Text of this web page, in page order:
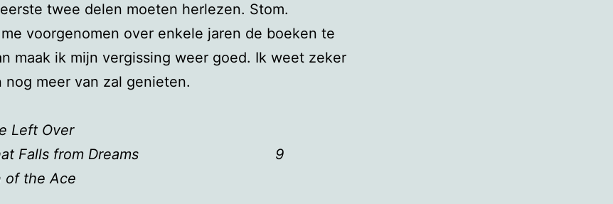
twee delen moeten herlezen. Stom.
voorgenomen over enkele jaren de boeken te
maak ik mijn vergissing weer goed. Ik weet zeker
nog meer van zal genieten.
Left Over
That Falls from Dreams 9
of the Ace